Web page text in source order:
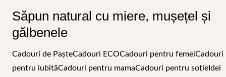
Săpun natural cu miere, mușețel și
gălbenele
Cadouri de PașteCadouri ECOCadouri pentru femeiCadouri
pentru iubităCadouri pentru mamaCadouri pentru soțieIdei